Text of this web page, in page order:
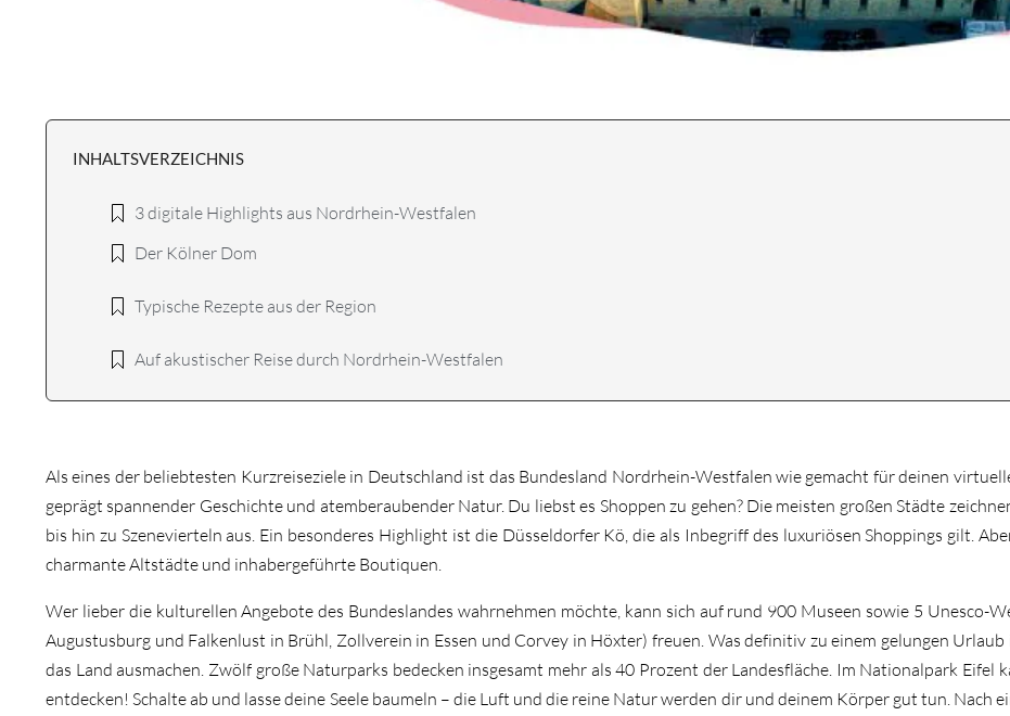
INHALTSVERZEICHNIS
3 digitale Highlights aus Nordrhein-Westfalen
Der Kölner Dom
Typische Rezepte aus der Region
Auf akustischer Reise durch Nordrhein-Westfalen
Als eines der beliebtesten Kurzreiseziele in Deutschland ist das Bundesland Nordrhein-Westfalen wie gemacht für deinen
geprägt spannender Geschichte und atemberaubender Natur. Du liebst es Shoppen zu gehen? Die meisten großen Städte
bis hin zu Szenevierteln aus. Ein besonderes Highlight ist die Düsseldorfer Kö, die als Inbegriff des luxuriösen Shoppings gilt.
charmante Altstädte und inhabergeführte Boutiquen.
Wer lieber die kulturellen Angebote des Bundeslandes wahrnehmen möchte, kann sich auf rund 900 Museen sowie 5 Unesco-
Augustusburg und Falkenlust in Brühl, Zollverein in Essen und Corvey in Höxter) freuen. Was definitiv zu einem gelungen
das Land ausmachen. Zwölf große Naturparks bedecken insgesamt mehr als 40 Prozent der Landesfläche. Im Nationalpark
entdecken! Schalte ab und lasse deine Seele baumeln – die Luft und die reine Natur werden dir und deinem Körper gut tun. Nach